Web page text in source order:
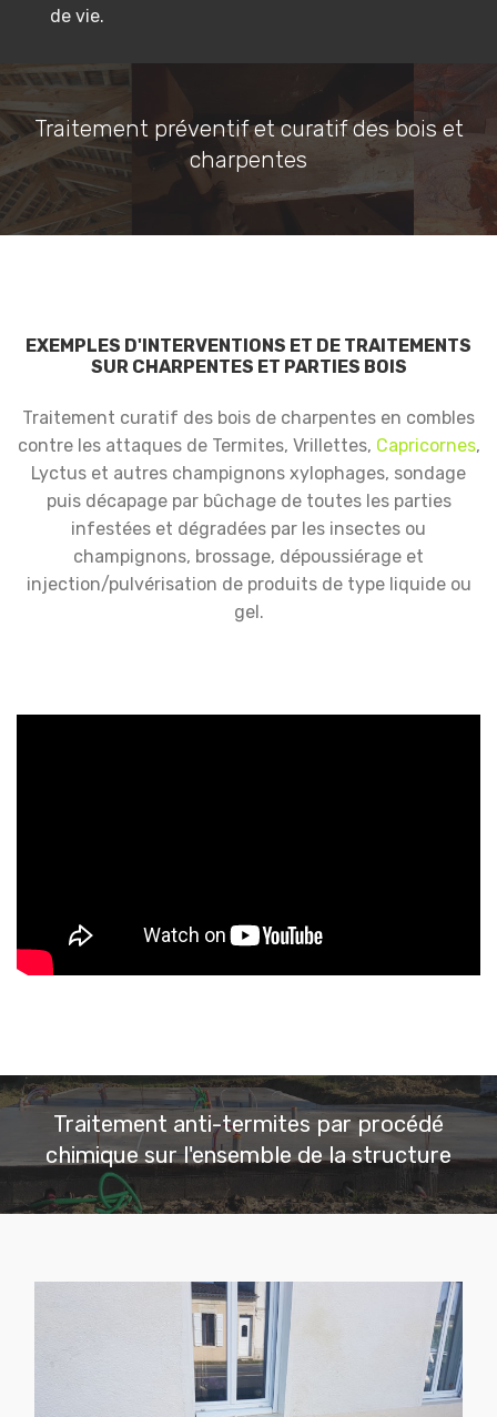
de vie.
Traitement préventif et curatif des bois et
charpentes
EXEMPLES D'INTERVENTIONS ET DE TRAITEMENTS
SUR CHARPENTES ET PARTIES BOIS
Traitement curatif des bois de charpentes en combles
contre les attaques de Termites, Vrillettes, Capricornes,
Lyctus et autres champignons xylophages, sondage
puis décapage par bûchage de toutes les parties
infestées et dégradées par les insectes ou
champignons, brossage, dépoussiérage et
injection/pulvérisation de produits de type liquide ou
gel.
Traitement anti-termites par procédé
chimique sur l'ensemble de la structure